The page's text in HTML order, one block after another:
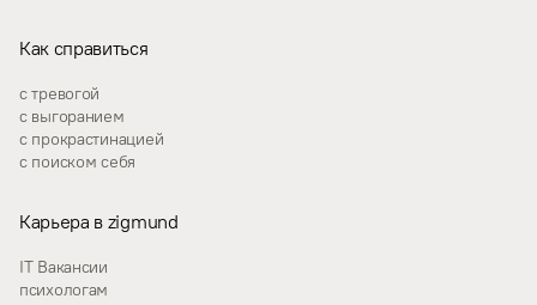
Как справиться
с тревогой
с выгоранием
с прокрастинацией
с поиском себя
Карьера в zigmund
IT Вакансии
психологам